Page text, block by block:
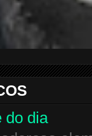
do dia